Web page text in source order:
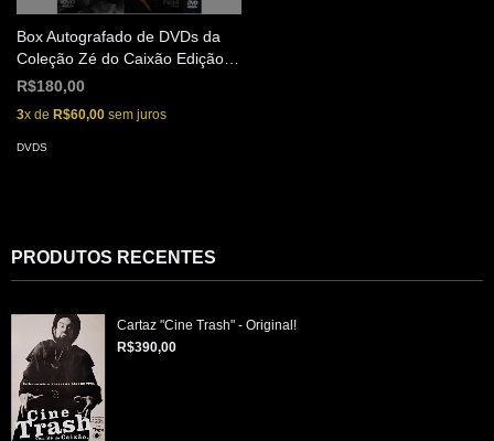
Box Autografado de DVDs da
Coleção Zé do Caixão Edição
de Colecionador (9 Discos)
R$180,00
3x de R$60,00 sem juros
DVDS
PRODUTOS RECENTES
Cartaz "Cine Trash" - Original!
R$390,00